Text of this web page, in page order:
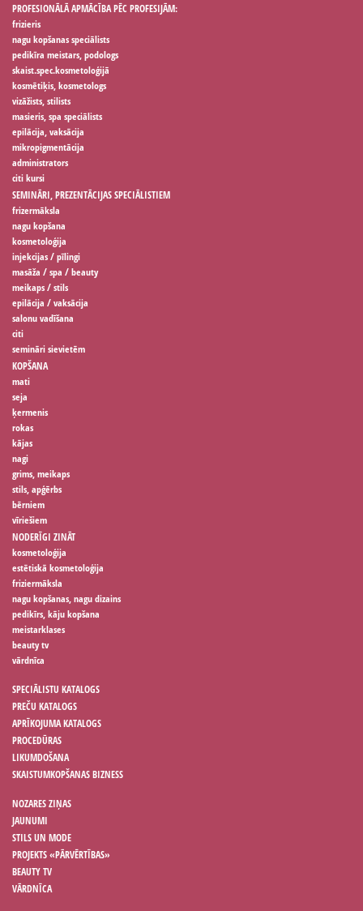
PROFESIONĀLĀ APMĀCĪBA PĒC PROFESIJĀM:
frizieris
nagu kopšanas speciālists
pedikīra meistars, podologs
skaist.spec.kosmetoloģijā
kosmētiķis, kosmetologs
vizāžists, stilists
masieris, spa speciālists
epilācija, vaksācija
mikropigmentācija
administrators
citi kursi
SEMINĀRI, PREZENTĀCIJAS SPECIĀLISTIEM
frizermāksla
nagu kopšana
kosmetoloģija
injekcijas / pīlingi
masāža / spa / beauty
meikaps / stils
epilācija / vaksācija
salonu vadīšana
citi
semināri sievietēm
KOPŠANA
mati
seja
ķermenis
rokas
kājas
nagi
grims, meikaps
stils, apģērbs
bērniem
vīriešiem
NODERĪGI ZINĀT
kosmetoloģija
estētiskā kosmetoloģija
friziermāksla
nagu kopšanas, nagu dizains
pedikīrs, kāju kopšana
meistarklases
beauty tv
vārdnīca
SPECIĀLISTU KATALOGS
PREČU KATALOGS
APRĪKOJUMA KATALOGS
PROCEDŪRAS
LIKUMDOŠANA
SKAISTUMKOPŠANAS BIZNESS
NOZARES ZIŅAS
JAUNUMI
STILS UN MODE
PROJEKTS «PĀRVĒRTĪBAS»
BEAUTY TV
VĀRDNĪCA